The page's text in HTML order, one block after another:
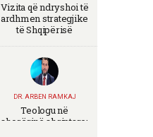
Vizita që ndryshoi të
ardhmen strategjike
të Shqipërisë
DR. ARBEN RAMKAJ
Teologu në
shoqërinë shqiptare: